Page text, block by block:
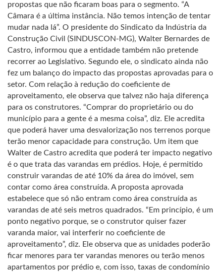
propostas que não ficaram boas para o segmento. “A
Câmara é a última instância. Não temos intenção de tentar
mudar nada lá”. O presidente do Sindicato da Indústria da
Construção Civil (SINDUSCON-MG), Walter Bernardes de
Castro, informou que a entidade também não pretende
recorrer ao Legislativo. Segundo ele, o sindicato ainda não
fez um balanço do impacto das propostas aprovadas para o
setor. Com relação à redução do coeficiente de
aproveitamento, ele observa que talvez não haja diferença
para os construtores. “Comprar do proprietário ou do
município para a gente é a mesma coisa”, diz. Ele acredita
que poderá haver uma desvalorização nos terrenos porque
terão menor capacidade para construção. Um item que
Walter de Castro acredita que poderá ter impacto negativo
é o que trata das varandas em prédios. Hoje, é permitido
construir varandas de até 10% da área do imóvel, sem
contar como área construída. A proposta aprovada
estabelece que só não entram como área construída as
varandas de até seis metros quadrados. “Em princípio, é um
ponto negativo porque, se o construtor quiser fazer
varanda maior, vai interferir no coeficiente de
aproveitamento”, diz. Ele observa que as unidades poderão
ficar menores para ter varandas menores ou terão menos
apartamentos por prédio e, com isso, taxas de condomínio